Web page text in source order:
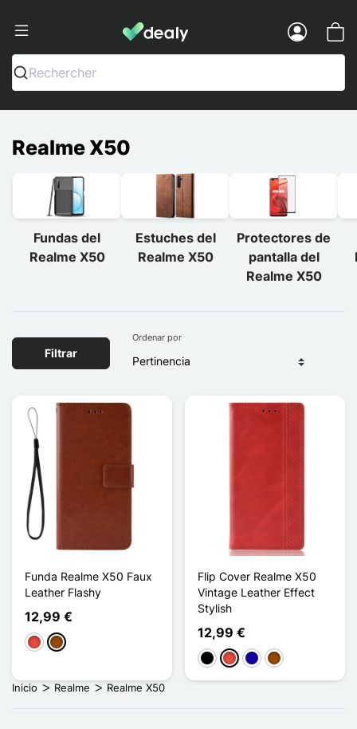
Dealy - Fundas y accesorios para
Rechercher
Realme X50
Fundas del
Realme X50
Estuches del
Realme X50
Protectores de
pantalla del
Realme X50
Filtrar
Ordenar por
Funda Realme X50 Faux
Leather Flashy
12,99 €
RojoMarrón
Flip Cover Realme X50
Vintage Leather Effect
Stylish
12,99 €
NegroRojoAzul oscuro
Marrón
Inicio Realme Realme X50